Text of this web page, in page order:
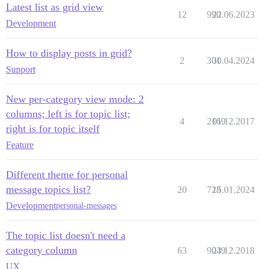
Latest list as grid view
Development
12 990
22.06.2023
How to display posts in grid?
Support
2 301
30.04.2024
New per-category view mode: 2
columns; left is for topic list;
right is for topic itself
Feature
4 2169
01.12.2017
Different theme for personal
message topics list?
Developmentpersonal-messages
20 728
15.01.2024
The topic list doesn't need a
category column
UX
63 9049
23.12.2018